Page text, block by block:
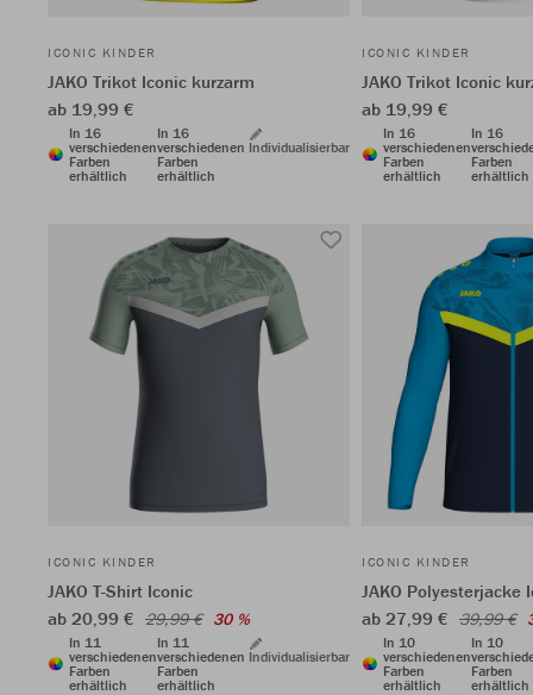
ICONIC KINDER
JAKO Trikot Iconic kurzarm
ab 19,99 €
In 16
verschiedenen
Farben
erhältlich
In 16
verschiedenen
Farben
erhältlich
Individualisierbar
ICONIC KINDER
JAKO Trikot Iconic
ab 19,99 €
In 16
verschiedenen
Farben
erhältlich
In 16
Farben
erhältlich
ICONIC KINDER
JAKO T-Shirt Iconic
ab 20,99 € 29,99 € 30 %
In 11
verschiedenen
Farben
erhältlich
In 11
verschiedenen
Farben
erhältlich
Individualisierbar
ICONIC KINDER
JAKO Polyesterjacke
ab 27,99 € 39,99 €
In 10
verschiedenen
Farben
erhältlich
In 10
Farben
erhältlich